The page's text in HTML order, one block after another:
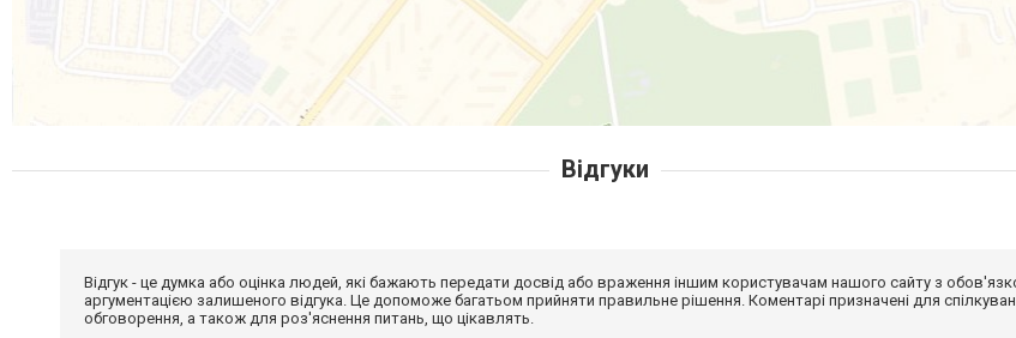
Відгуки
Відгук - це думка або оцінка людей, які бажають передати досвід або враження іншим користувачам нашого сайту з
аргументацією залишеного відгука. Це допоможе багатьом прийняти правильне рішення. Коментарі призначені для
обговорення, а також для роз'яснення питань, що цікавлять.